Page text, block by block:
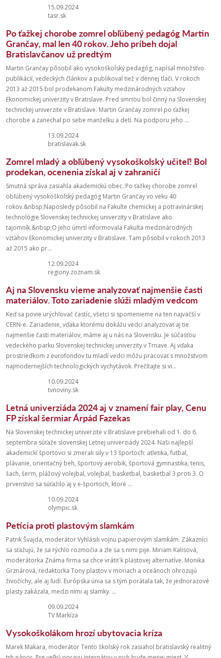
15.09.2024
tasr.sk
Po ťažkej chorobe zomrel obľúbený pedagóg Martin
Grančay, mal len 40 rokov. Jeho príbeh dojal
Bratislavčanov už predtým
Martin Grančay pôsobil ako vysokoškolský pedagóg, napísal množstvo
publikácií, vedeckých článkov a publikoval tiež v dennej tlači. V rokoch
2013 až 2015 bol prodekanom Fakulty medzinárodných vzťahov
Ekonomickej univerzity v Bratislave. Pred smrťou bol činný na Slovenskej
technickej univerzite v Bratislave. Martin Grančay zomrel po ťažkej
chorobe a zanechal po sebe manželku a deti. Na podporu jeho ...
13.09.2024
bratislavak.sk
Zomrel mladý a obľúbený vysokoškolský učiteľ! Bol
prodekan, ocenenia získal aj v zahraničí
Smutná správa zasiahla akademickú obec. Po ťažkej chorobe zomrel
obľúbený vysokoškolský pedagóg Martin Grančay vo veku 40
rokov.&nbsp;Naposledy pôsobil na Fakulte chemickej a potravinárskej
technológie Slovenskej technickej univerzity v Bratislave ako
tajomník.&nbsp;O jeho úmrtí informovala Fakulta medzinárodných
vzťahov Ekonomickej univerzity v Bratislave. Tam pôsobil v rokoch 2013
až 2015 ako pr...
12.09.2024
regiony.zoznam.sk
Aj na Slovensku vieme analyzovať najmenšie časti
materiálov. Toto zariadenie slúži mladým vedcom
Keď sa povie urýchľovač častíc, všetci si spomenieme na ten najväčší v
CERN-e. Zariadenie, vďaka ktorému dokážu vedci analyzovať aj tie
najmenšie časti materiálov, máme aj u nás na Slovensku. Je súčasťou
vedeckého parku Slovenskej technickej univerzity v Trnave. Aj vďaka
prostriedkom z eurofondov tu mladí vedci môžu pracovať s množstvom
najmodernejších technologických vychytávok. Prečítajte si vi...
10.09.2024
tvnoviny.sk
Letná univerziáda 2024 aj v znamení fair play, Cenu
FP získal šermiar Árpád Fazekas
Na Slovenskej technickej univerzite v Bratislave prebiehali od 1. do 6.
septembra súťaže slovenskej Letnej univerziády 2024. Naši najlepší
akademickí športovci si zmerali sily v 13 športoch: atletika, futbal,
plávanie, orientačný beh, športový aerobik, športová gymnastika, tenis,
šach, šerm, plážový volejbal, volejbal, basketbal, basketbal 3 proti 3. O
prvenstvo sa súťažilo aj v e-športoch, ktoré ...
10.09.2024
olympic.sk
Petícia proti plastovým slamkám
Patrik Švajda, moderátor Vyhlásili vojnu papierovým slamkám. Zákazníci
sa sťažujú, že sa rýchlo rozmočia a zle sa s nimi pije. Miriam Kalisová,
moderátorka Známa firma sa chce vrátiť k plastovej alternatíve. Monika
Grznárová, redaktorka Tony plastov v moriach a oceánoch ohrozujú
živočíchy, ale aj ľudí. Európska únia sa s tým porátala tak, že jednorazové
plasty zakázala, medzi nimi aj slamky. ...
09.09.2024
TV Markíza
Vysokoškolákom hrozí ubytovacia kríza
Marek Makara, moderátor Tento školský rok zasiahol bratislavský realitný